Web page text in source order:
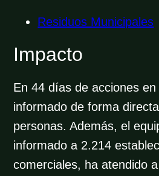
Residuos Municipales
Impacto
En 44 días de acciones
informado de forma
personas. Además, el
informado a 2.214
comerciales, ha atendido